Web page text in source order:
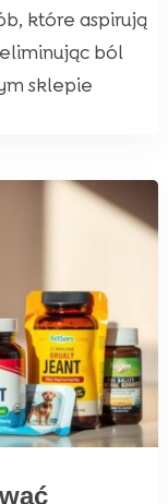
które aspirują
ból
sklepie